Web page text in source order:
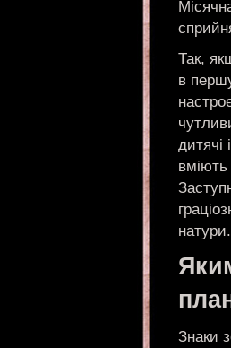
Так,
в
дитячі
вміють
натури.
Знаки